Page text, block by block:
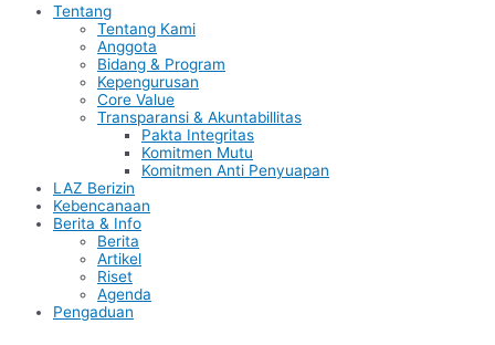
Tentang
Tentang Kami
Anggota
Bidang & Program
Kepengurusan
Core Value
Transparansi & Akuntabillitas
Pakta Integritas
Komitmen Mutu
Komitmen Anti Penyuapan
LAZ Berizin
Kebencanaan
Berita & Info
Berita
Artikel
Riset
Agenda
Pengaduan